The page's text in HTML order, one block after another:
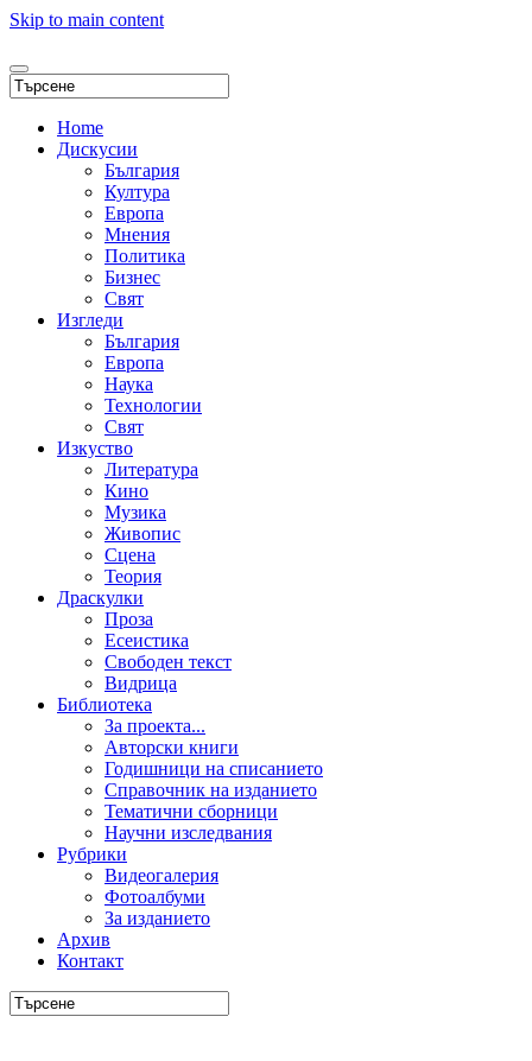
Skip to main content
Home
Дискусии
България
Култура
Европа
Мнения
Политика
Бизнес
Свят
Изгледи
България
Европа
Наука
Технологии
Свят
Изкуство
Литература
Кино
Музика
Живопис
Сцена
Теория
Драскулки
Проза
Есеистика
Свободен текст
Видрица
Библиотека
За проекта...
Авторски книги
Годишници на списанието
Справочник на изданието
Тематични сборници
Научни изследвания
Рубрики
Видеогалерия
Фотоалбуми
За изданието
Архив
Контакт